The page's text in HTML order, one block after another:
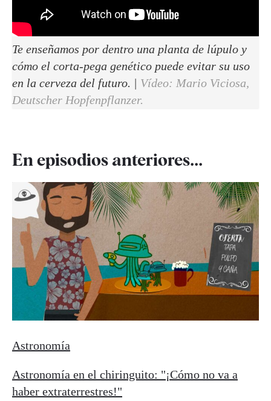
Te enseñamos por dentro una planta de lúpulo y
cómo el corta-pega genético puede evitar su uso
en la cerveza del futuro. | Vídeo: Mario Viciosa,
Deutscher Hopfenpflanzer.
En episodios anteriores...
Astronomía
Astronomía en el chiringuito: "¡Cómo no va a
haber extraterrestres!"